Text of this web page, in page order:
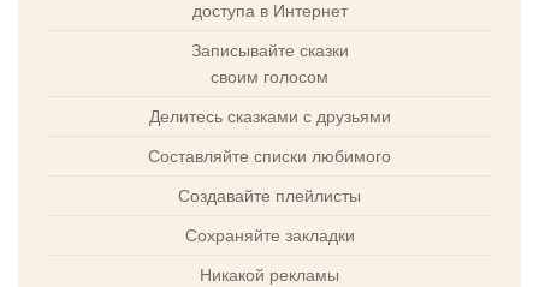
доступа в Интернет
Записывайте сказки
своим голосом
Делитесь сказками с друзьями
Составляйте списки любимого
Создавайте плейлисты
Сохраняйте закладки
Никакой рекламы